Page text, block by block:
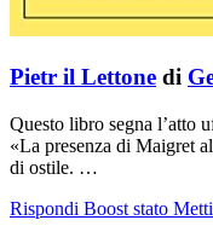
Pietr il Lettone di
Questo libro segna l’atto
«La presenza di Maigret
di ostile. …
Rispondi Boost stato